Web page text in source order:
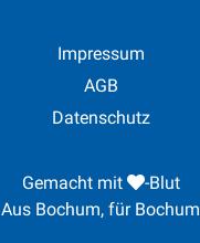
Impressum
AGB
Datenschutz
Gemacht mit
-Blut
Aus Bochum, für Bochum